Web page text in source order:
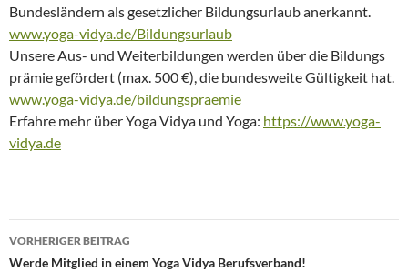
Bundesländern als gesetzlicher Bildungsurlaub anerkannt.
www.yoga-vidya.de/Bildungsurlaub
Unsere Aus- und Weiterbildungen werden über die Bildungs
prämie gefördert (max. 500 €), die bundesweite Gültigkeit hat.
www.yoga-vidya.de/bildungspraemie
Erfahre mehr über Yoga Vidya und Yoga: https://www.yoga-
vidya.de
Beitragsnavigation
VORHERIGER BEITRAG
Werde Mitglied in einem Yoga Vidya Berufsverband!